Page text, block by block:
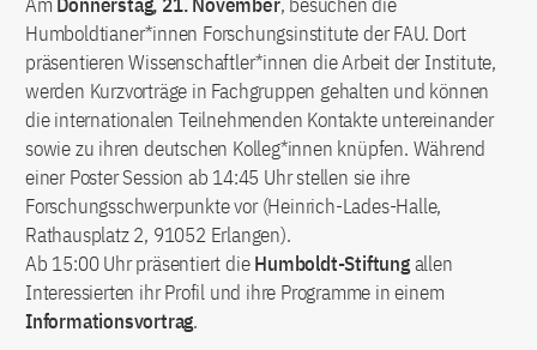
Humboldtianer*innen Forschungsinstitute der FAU. Dort
präsentieren Wissenschaftler*innen die Arbeit der Institute,
werden Kurzvorträge in Fachgruppen gehalten und können
die internationalen Teilnehmenden Kontakte untereinander
sowie zu ihren deutschen Kolleg*innen knüpfen. Während
einer Poster Session ab 14:45 Uhr stellen sie ihre
Forschungsschwerpunkte vor (Heinrich-Lades-Halle,
Rathausplatz 2, 91052 Erlangen).
Ab 15:00 Uhr präsentiert dieHumboldt-Stiftungallen
Interessierten ihr Profil und ihre Programme in einem
Informationsvortrag.